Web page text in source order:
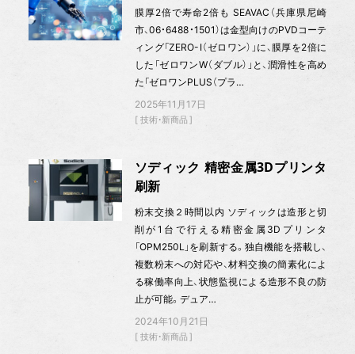
膜厚2倍で寿命2倍も SEAVAC（兵庫県尼崎
市、06・6488・1501）は金型向けのPVDコーテ
ィング「ZERO-Ⅰ（ゼロワン）」に、膜厚を2倍に
した「ゼロワンW（ダブル）」と、潤滑性を高め
た「ゼロワンPLUS（プラ…
2025年11月17日
技術・新商品
ソディック 精密金属3Dプリンタ
刷新
粉末交換２時間以内 ソディックは造形と切
削が1台で行える精密金属3Dプリンタ
「OPM250L」を刷新する。独自機能を搭載し、
複数粉末への対応や、材料交換の簡素化によ
る稼働率向上、状態監視による造形不良の防
止が可能。デュア…
2024年10月21日
技術・新商品